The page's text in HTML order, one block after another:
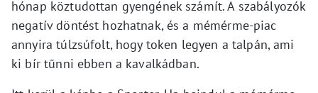
hónap köztudottan gyengének számít. A szabályozók
negatív döntést hozhatnak, és a mémérme-piac
annyira túlzsúfolt, hogy token legyen a talpán, ami
ki bír tűnni ebben a kavalkádban.